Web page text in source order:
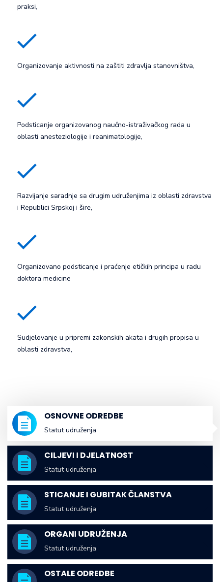
praksi,
Organizovanje aktivnosti na zaštiti zdravlja stanovništva,
Podsticanje organizovanog naučno-istraživačkog rada u
oblasti anesteziologije i reanimatologije,
Razvijanje saradnje sa drugim udruženjima iz oblasti zdravstva
i Republici Srpskoj i šire,
Organizovano podsticanje i praćenje etičkih principa u radu
doktora medicine
Sudjelovanje u pripremi zakonskih akata i drugih propisa u
oblasti zdravstva,
OSNOVNE ODREDBE
Statut udruženja
CILJEVI I DJELATNOST
Statut udruženja
STICANJE I GUBITAK ČLANSTVA
Statut udruženja
ORGANI UDRUŽENJA
Statut udruženja
OSTALE ODREDBE